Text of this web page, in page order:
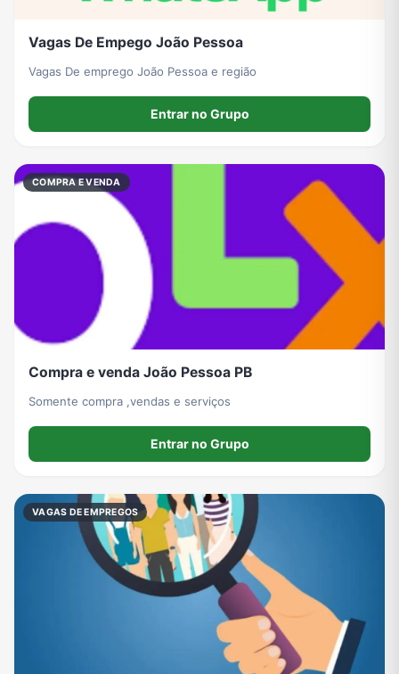
Vagas De Empego João Pessoa
Vagas De emprego João Pessoa e região
Entrar no Grupo
COMPRA E VENDA
Compra e venda João Pessoa PB
Somente compra ,vendas e serviços
Entrar no Grupo
VAGAS DE EMPREGOS